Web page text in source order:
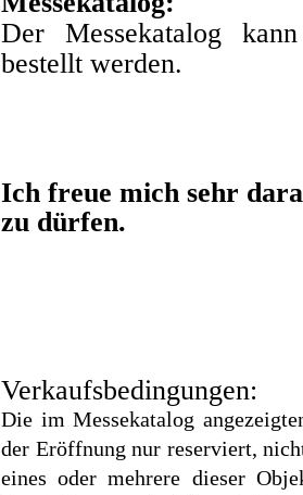
Der Messekatalog
bestellt werden.
Ich freue mich sehr
zu dürfen.
Verkaufsbedingungen:
Die im Messekatalog
der Eröffnung nur reserviert,
eines oder mehrere dieser